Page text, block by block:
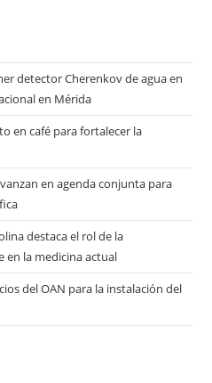
detector Cherenkov de agua en
en Mérida
en café para fortalecer la
en agenda conjunta para
destaca el rol de la
en la medicina actual
del OAN para la instalación del